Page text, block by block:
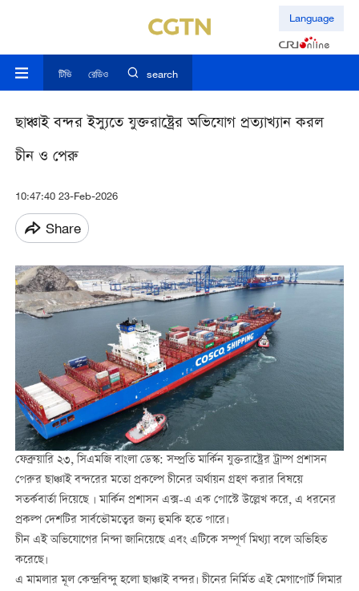
Language
টিভি রেডিও search
ছাঞ্চাই বন্দর ইস্যুতে যুক্তরাষ্ট্রের অভিযোগ প্রত্যাখ্যান করল
চীন ও পেরু
10:47:40 23-Feb-2026
Share
ফেব্রুয়ারি ২৩, সিএমজি বাংলা ডেস্ক: সম্প্রতি মার্কিন যুক্তরাষ্ট্রের ট্রাম্প প্রশাসন
পেরুর ছাঞ্চাই বন্দরের মতো প্রকল্পে চীনের অর্থায়ন গ্রহণ করার বিষয়ে
সতর্কবার্তা দিয়েছে । মার্কিন প্রশাসন এক্স-এ এক পোস্টে উল্লেখ করে, এ ধরনের
প্রকল্প দেশটির সার্বভৌমত্বের জন্য হুমকি হতে পারে।
চীন এই অভিযোগের নিন্দা জানিয়েছে এবং এটিকে সম্পূর্ণ মিথ্যা বলে অভিহিত
করেছে।
এ মামলার মূল কেন্দ্রবিন্দু হলো ছাঞ্চাই বন্দর। চীনের নির্মিত এই মেগাপোর্ট লিমার